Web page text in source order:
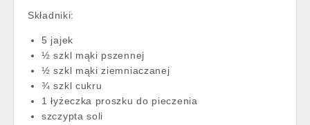
Składniki:
5 jajek
½ szkl mąki pszennej
½ szkl mąki ziemniaczanej
¾ szkl cukru
1 łyżeczka proszku do pieczenia
szczypta soli